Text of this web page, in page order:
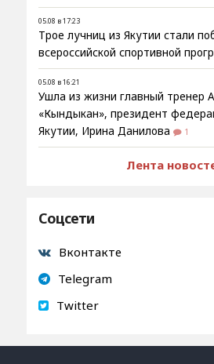
05.08 в 17:23
Трое лучниц из Якутии стали
всероссийской спортивной
05.08 в 16:21
Ушла из жизни главный тренер
«Кындыкан», президент
Якутии, Ирина Данилова
1
Лента
Соцсети
Вконтакте
Telegram
Twitter